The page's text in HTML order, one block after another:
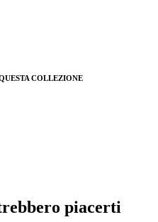
COLLEZIONE
piacerti